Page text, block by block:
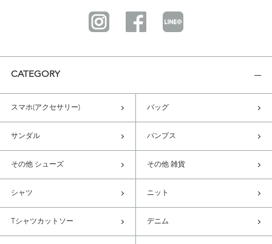
CATEGORY
スマホ(アクセサリー) バッグ
サンダル パンプス
その他 シューズ その他 雑貨
シャツ ニット
Tシャツカットソー デニム